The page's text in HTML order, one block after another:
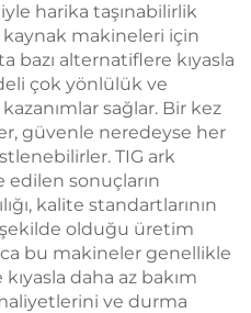
harika taşınabilirlik
kaynak makineleri için
bazı alternatiflere kıyasla
çok yönlülük ve
sağlar. Bir kez
güvenle neredeyse her
TIG ark
sonuçların
kalite standartlarının
olduğu üretim
bu makineler genellikle
daha az bakım
ve durma